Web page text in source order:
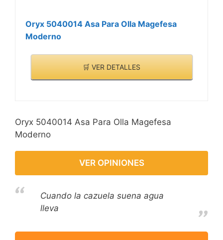
Oryx 5040014 Asa Para Olla Magefesa
Moderno
🛒 VER DETALLES
Oryx 5040014 Asa Para Olla Magefesa
Moderno
VER OPINIONES
Cuando la cazuela suena agua
lleva